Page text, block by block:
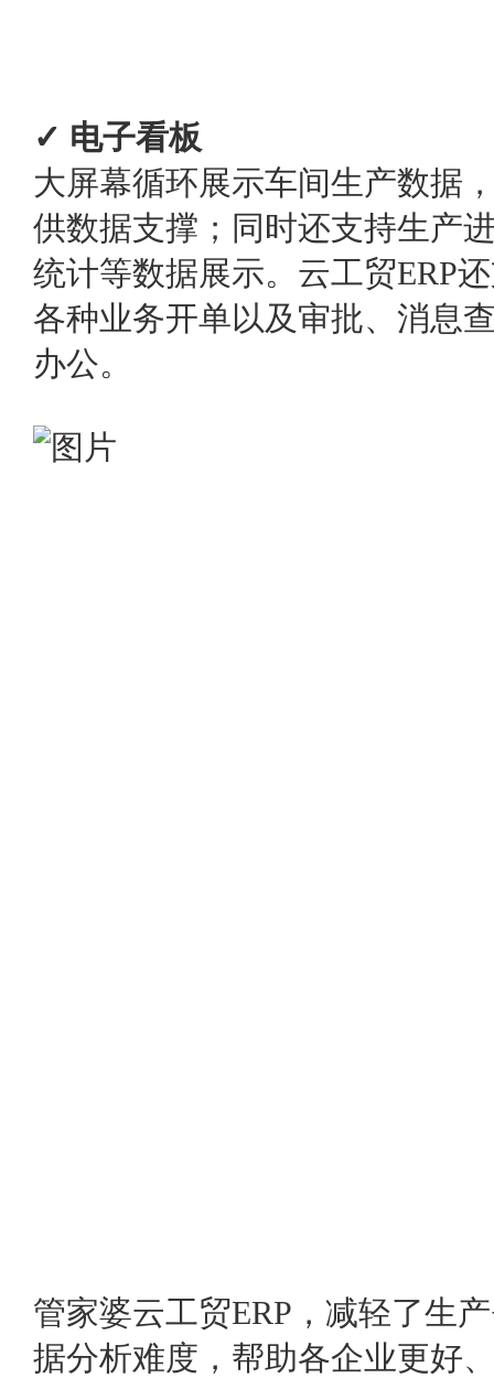
✓ 电子看板
大屏幕循环展示车间生产数据
供数据支撑；同时还支持生产
统计等数据展示。云工贸ERP
各种业务开单以及审批、消息
办公。
管家婆云工贸ERP，减轻了生
据分析难度，帮助各企业更好